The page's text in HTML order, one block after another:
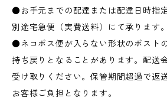
●お手元までの配達または配達日時指
別途宅急便（実費送料）にて承ります。
●ネコポス便が入らない形状のポスト
持ち戻りとなることがあります。配送
受け取りください。保管期間超過で返
お客様ご負担となります。